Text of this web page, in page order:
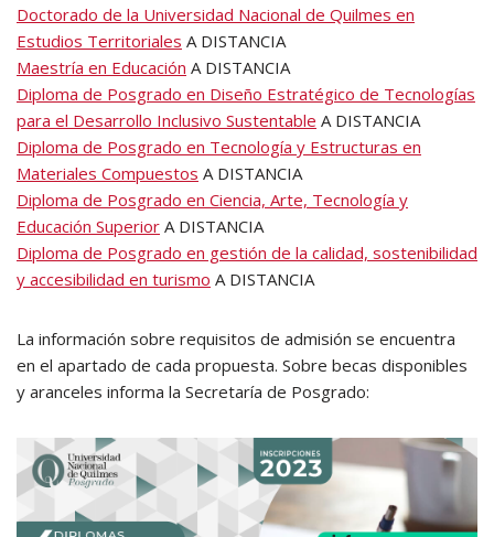
Doctorado de la Universidad Nacional de Quilmes en
Estudios Territoriales A DISTANCIA
Maestría en Educación A DISTANCIA
Diploma de Posgrado en Diseño Estratégico de Tecnologías
para el Desarrollo Inclusivo Sustentable A DISTANCIA
Diploma de Posgrado en Tecnología y Estructuras en
Materiales Compuestos A DISTANCIA
Diploma de Posgrado en Ciencia, Arte, Tecnología y
Educación Superior A DISTANCIA
Diploma de Posgrado en gestión de la calidad, sostenibilidad
y accesibilidad en turismo A DISTANCIA
La información sobre requisitos de admisión se encuentra
en el apartado de cada propuesta. Sobre becas disponibles
y aranceles informa la Secretaría de Posgrado: